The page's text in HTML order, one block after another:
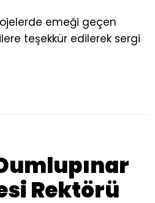
emeği geçen
teşekkür edilerek sergi
Rektörü